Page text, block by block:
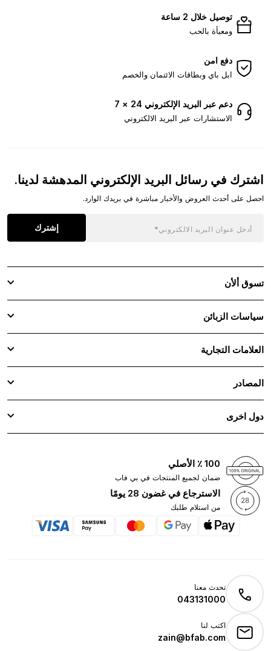
توصيل خلال 2 ساعة
ومعبأة بالحب
دفع امن
ابل باي وبطاقات الائتمان والخصم
دعم عبر البريد الإلكتروني 24 × 7
الاستشارات عبر البريد الالكتروني
اشترك في رسائل البريد الإلكتروني المدهشة لدينا.
احصل على أحدث العروض والأخبار مباشرة في بريدك الوارد.
إشترك
تسوق ألأن
سياسات الزبائن
العلامات التجارية
المصادر
دول اخرى
100 ٪ الأصلي
ضمان لجميع المنتجات في بي فاب
الاسترجاع في غضون 28 يومًا
من استلام طلبك
تحدث معنا
043131000
اكتب لنا
zain@bfab.com